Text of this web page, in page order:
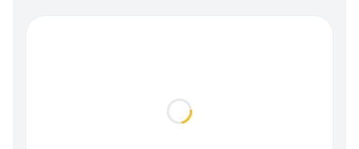
Loading...